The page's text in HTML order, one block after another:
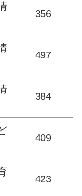
356
497
384
409
423